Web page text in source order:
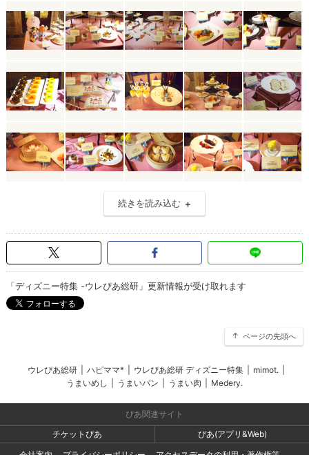
続きを読み込む
「ディズニー特集 -ウレぴあ総研」更新情報が受け取れます
ページの先頭へ
ウレぴあ総研 ハピママ* ウレぴあ総研 ディズニー特集 mimot.
うまいめし
うまいパン うまい肉 Medery.
ぴあ関連サイト
チケットぴあ
ぴあ(アプリ&Web)